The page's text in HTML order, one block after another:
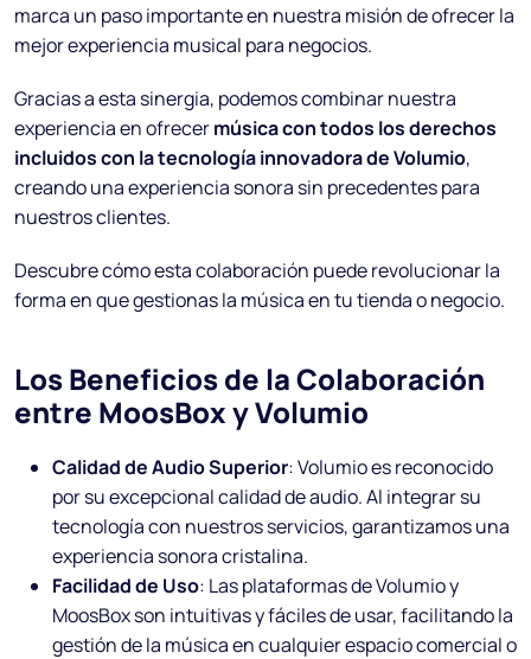
marca un paso importante en nuestra misión de ofrecer la
mejor experiencia musical para negocios.
Gracias a esta sinergia, podemos combinar nuestra
experiencia en ofrecermúsica con todos los derechos
incluidos con la tecnología innovadora de Volumio,
creando una experiencia sonora sin precedentes para
nuestros clientes.
Descubre cómo esta colaboración puede revolucionar la
forma en que gestionas la música en tu tienda o negocio.
Los Beneficios de la Colaboración
entre MoosBox y Volumio
Calidad de Audio Superior: Volumio es reconocido
por su excepcional calidad de audio. Al integrar su
tecnología con nuestros servicios, garantizamos una
experiencia sonora cristalina.
Facilidad de Uso: Las plataformas de Volumio y
MoosBox son intuitivas y fáciles de usar, facilitando la
gestión de la música en cualquier espacio comercial o